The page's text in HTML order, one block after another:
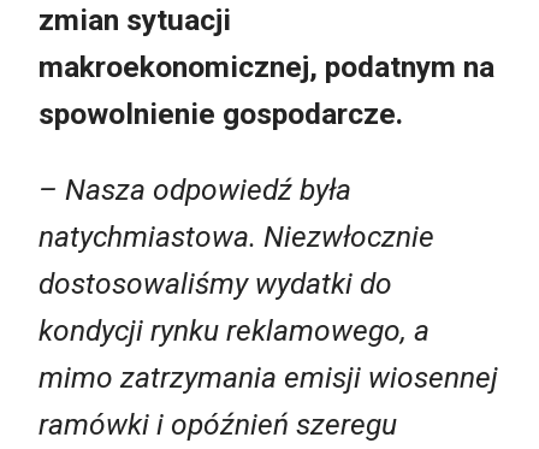
zmian sytuacji
makroekonomicznej, podatnym na
spowolnienie gospodarcze.
– Nasza odpowiedź była
natychmiastowa. Niezwłocznie
dostosowaliśmy wydatki do
kondycji rynku reklamowego, a
mimo zatrzymania emisji wiosennej
ramówki i opóźnień szeregu